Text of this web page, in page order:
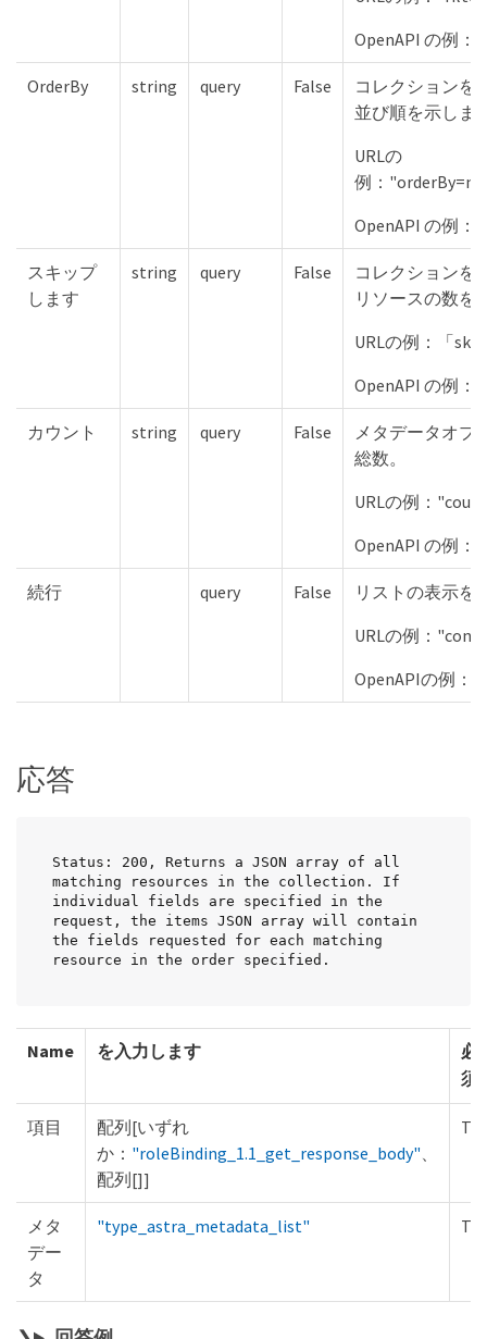
OpenAPI の例：
OrderBy string query False
コレクションを
並び順を示しま
URLの
例：
OpenAPI の例：
スキップ
します
string query False
コレクションを
リソースの数を
URLの例：「
OpenAPI の例：
カウント string query False
メタデータオブ
総数。
URLの例：
OpenAPI の例：
続行 query False
リストの表示を
URLの例：
OpenAPIの例："
応答
Status: 200, Returns a JSON array of all
matching resources in the collection. If
individual fields are specified in the
request, the items JSON array will contain
the fields requested for each matching
resource in the order specified.
Name を入力します
必
須
項目
配列[いずれ
か： "roleBinding_1.1_get_response_body"、
配列[]]
メタ
デー
タ
"type_astra_metadata_list"